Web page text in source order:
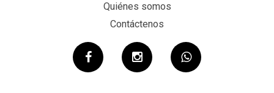
Quiénes somos
Contáctenos